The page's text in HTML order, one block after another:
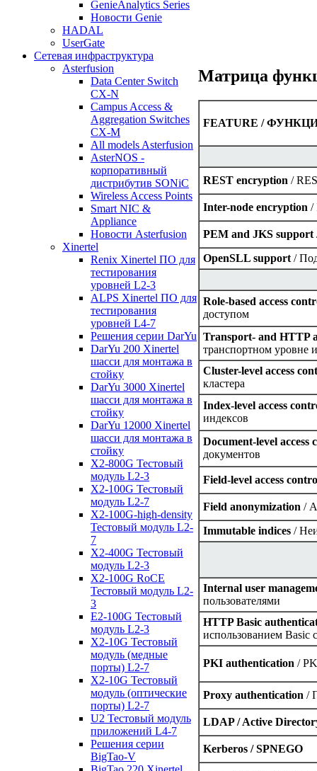
GenieAnalytics Series
Новости Genie
HADAL
UserGate
Сетевая инфраструктура
Asterfusion
Data Center Switch
CX-N
Campus Access &
Aggregation Switches
CX-M
All models Asterfusion
AsterNOS -
корпоративный
дистрибутив SONiC
Wireless Access Points
Smart NIC &
Appliance
Новости Asterfusion
Xinertel
Renix Xinertel ПО для
тестирования
уровней L2-3
ALPS Xinertel ПО для
тестирования
уровней L4-7
Решения серии DarYu
DarYu 200 Xinertel
шасси для монтажа в
стойку
DarYu 3000 Xinertel
шасси для монтажа в
стойку
DarYu 12000 Xinertel
шасси для монтажа в
стойку
X2-800G Тестовый
модуль L2-3
X2-100G Тестовый
модуль L2-7
X2-100G-high-density
Тестовый модуль L2-
7
X2-400G Тестовый
модуль L2-3
X2-100G RoCE
Тестовый модуль L2-
3
E2-100G Тестовый
модуль L2-3
X2-10G Тестовый
модуль (медные
порты) L2-7
X2-10G Тестовый
модуль (оптические
порты) L2-7
U2 Тестовый модуль
приложений L4-7
Решения серии
BigTao-V
Матрица
FEATURE /
REST encryption /
Inter-node encryption /
PEM and JKS support
OpenSLL support /
Role-based access
доступом
Transport- and HTTP
транспортном уровне
Cluster-level access
кластера
Index-level access
индексов
Document-level access
документов
Field-level access
Field anonymization /
Immutable indices /
Internal user
пользователями
HTTP Basic
использованием Basic
PKI authentication /
Proxy authentication /
LDAP / Active
Kerberos / SPNEGO